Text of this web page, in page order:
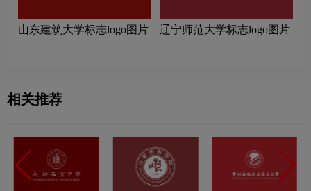
山东建筑大学标志logo图片 辽宁师范大学标志logo图片
相关推荐